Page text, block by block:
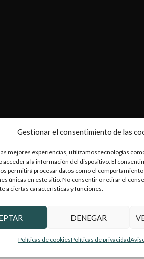
Gestionar el consentimiento de las
mejores experiencias, utilizamos tecnologías
acceder a la información del dispositivo. El
permitirá procesar datos como el comportamiento
únicas en este sitio. No consentir o retirar el
a ciertas características y funciones.
DENEGAR
Políticas de cookiesPolíticas de privacidad